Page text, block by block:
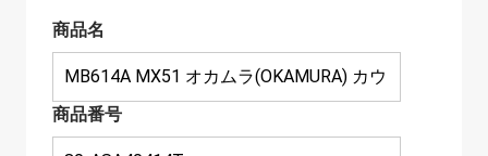
商品名
商品番号